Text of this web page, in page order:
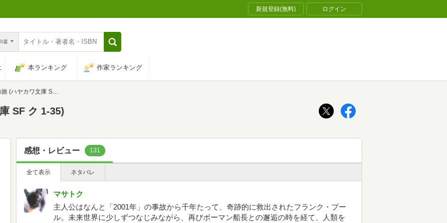
新規登録(無料) ログイン
書
本ランキング 作家ランキング
ヤカワ文庫 SF ク 1-35)
SF ク 1-35)
感想・レビュー 131
全て表示 ネタバレ
マサトク
主人公はなんと「2001年」の事故から千年たって、奇跡的に救出されたフランク・プー
ル。未来世界に少しずつなじみながら、再びボーマン船長との邂逅の時を経て、人類を